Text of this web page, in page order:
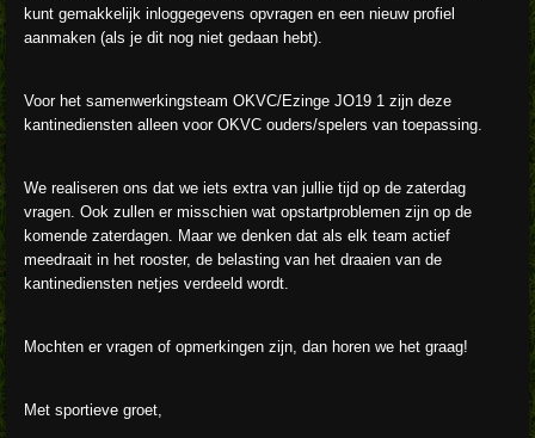
kunt gemakkelijk inloggegevens opvragen en een nieuw profiel
aanmaken (als je dit nog niet gedaan hebt).
Voor het samenwerkingsteam OKVC/Ezinge JO19 1 zijn deze
kantinediensten alleen voor OKVC ouders/spelers van toepassing.
We realiseren ons dat we iets extra van jullie tijd op de zaterdag
vragen. Ook zullen er misschien wat opstartproblemen zijn op de
komende zaterdagen. Maar we denken dat als elk team actief
meedraait in het rooster, de belasting van het draaien van de
kantinediensten netjes verdeeld wordt.
Mochten er vragen of opmerkingen zijn, dan horen we het graag!
Met sportieve groet,